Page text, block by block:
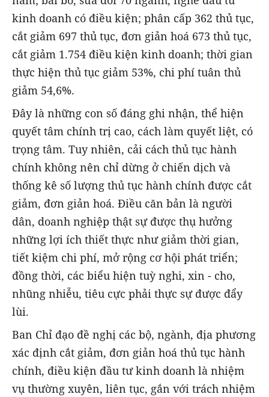
kinh doanh có điều kiện; phân cấp 362 thủ tục,
cắt giảm 697 thủ tục, đơn giản hoá 673 thủ tục,
cắt giảm 1.754 điều kiện kinh doanh; thời gian
thực hiện thủ tục giảm 53%, chi phí tuân thủ
giảm 54,6%.
Đây là những con số đáng ghi nhận, thể hiện
quyết tâm chính trị cao, cách làm quyết liệt, có
trọng tâm. Tuy nhiên, cải cách thủ tục hành
chính không nên chỉ dừng ở chiến dịch và
thống kê số lượng thủ tục hành chính được cắt
giảm, đơn giản hoá. Điều căn bản là người
dân, doanh nghiệp thật sự được thụ hưởng
những lợi ích thiết thực như giảm thời gian,
tiết kiệm chi phí, mở rộng cơ hội phát triển;
đồng thời, các biểu hiện tuỳ nghi, xin - cho,
nhũng nhiễu, tiêu cực phải thực sự được đẩy
lùi.
Ban Chỉ đạo đề nghị các bộ, ngành, địa phương
xác định cắt giảm, đơn giản hoá thủ tục hành
chính, điều kiện đầu tư kinh doanh là nhiệm
vụ thường xuyên, liên tục, gắn với trách nhiệm